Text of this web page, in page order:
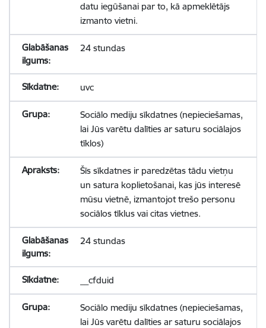
datu iegūšanai par to, kā apmeklētājs
izmanto vietni.
24 stundas
uvc
Sociālo mediju sīkdatnes (nepieciešamas,
lai Jūs varētu dalīties ar saturu sociālajos
tīklos)
Šīs sīkdatnes ir paredzētas tādu vietņu
un satura koplietošanai, kas jūs interesē
mūsu vietnē, izmantojot trešo personu
sociālos tīklus vai citas vietnes.
24 stundas
__cfduid
Sociālo mediju sīkdatnes (nepieciešamas,
lai Jūs varētu dalīties ar saturu sociālajos